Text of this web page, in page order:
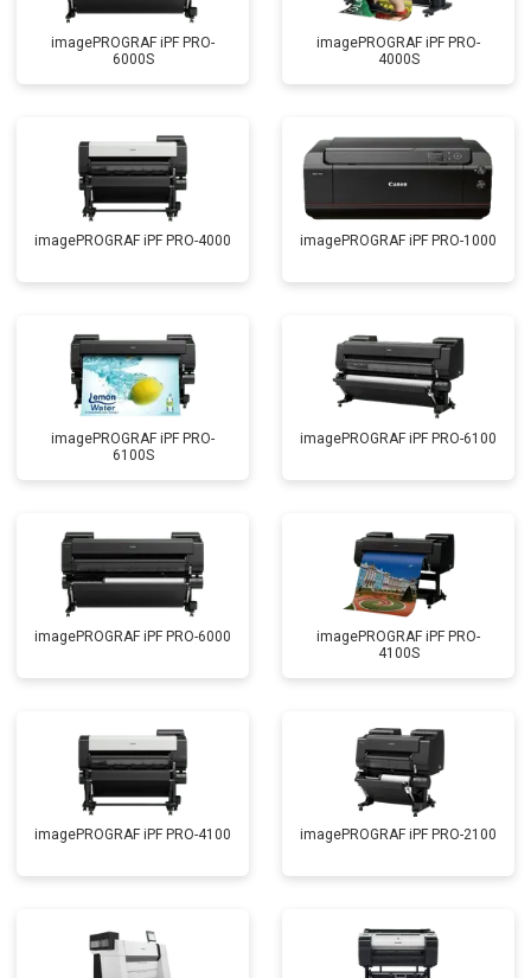
imagePROGRAF iPF PRO-
6000S
imagePROGRAF iPF PRO-
4000S
imagePROGRAF iPF PRO-4000 imagePROGRAF iPF PRO-1000
imagePROGRAF iPF PRO-
6100S
imagePROGRAF iPF PRO-6100
imagePROGRAF iPF PRO-6000
imagePROGRAF iPF PRO-
4100S
imagePROGRAF iPF PRO-4100 imagePROGRAF iPF PRO-2100